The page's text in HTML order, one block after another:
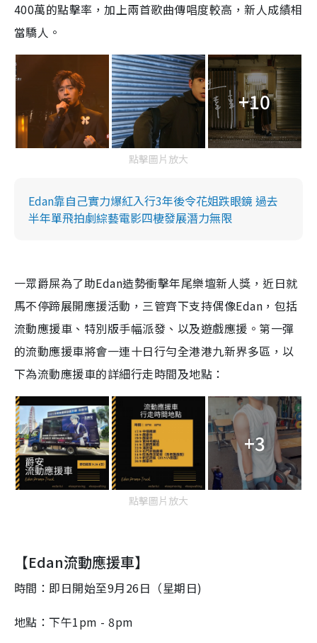
400萬的點擊率，加上兩首歌曲傳唱度較高，新人成績相
當驕人。
+10
點擊圖片放大
Edan靠自己實力爆紅入行3年後令花姐跌眼鏡 過去
半年單飛拍劇綜藝電影四棲發展潛力無限
一眾爵屎為了助Edan造勢衝擊年尾樂壇新人獎，近日就
馬不停蹄展開應援活動，三管齊下支持偶像Edan，包括
流動應援車、特別版手幅派發、以及遊戲應援。第一彈
的流動應援車將會一連十日行勻全港港九新界多區，以
下為流動應援車的詳細行走時間及地點：
+3
點擊圖片放大
【Edan流動應援車】
時間：即日開始至9月26日（星期日)
地點：下午1pm - 8pm